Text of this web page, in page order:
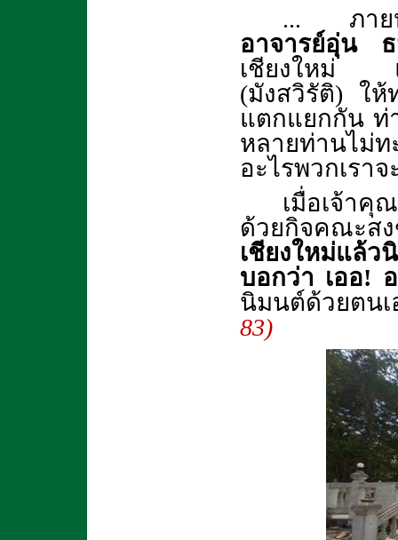
... ภายห
อาจารย์อุ่น
เชียงใหม่ แ
(มังสวิรัติ) ให้
แตกแยกกัน ท่
หลายท่านไม่ท
อะไรพวกเรา
เมื่อเจ้าคุ
ด้วยกิจคณะส
เชียงใหม่แล้
บอกว่า เออ!
นิมนต์ด้วยตนเ
83)